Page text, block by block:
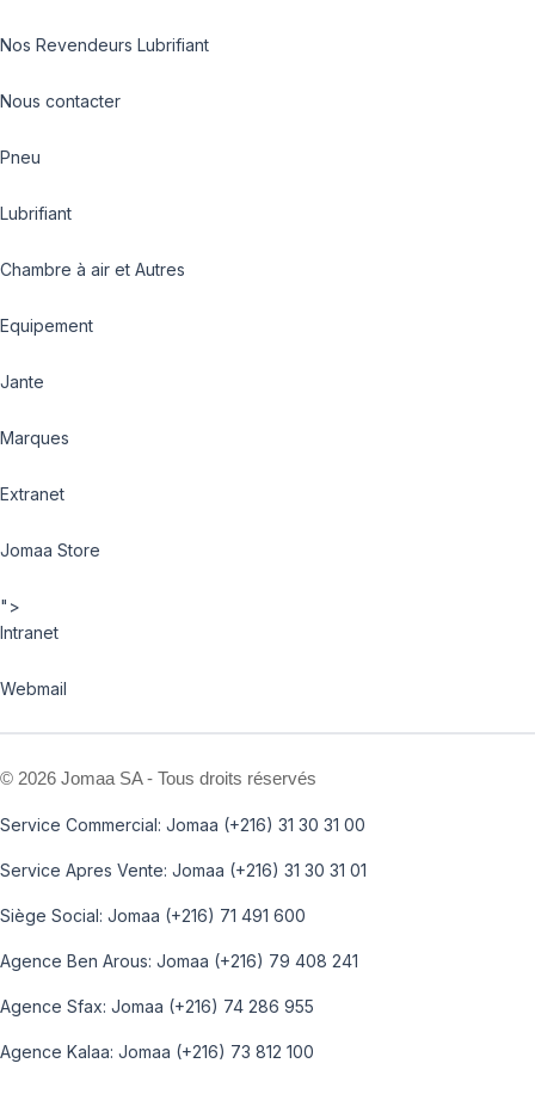
Nos Revendeurs Lubrifiant
Nous contacter
Pneu
Lubrifiant
Chambre à air et Autres
Equipement
Jante
Marques
Extranet
Jomaa Store
">
Intranet
Webmail
© 2026 Jomaa SA - Tous droits réservés
Service Commercial: Jomaa (+216) 31 30 31 00
Service Apres Vente: Jomaa (+216) 31 30 31 01
Siège Social: Jomaa (+216) 71 491 600
Agence Ben Arous: Jomaa (+216) 79 408 241
Agence Sfax: Jomaa (+216) 74 286 955
Agence Kalaa: Jomaa (+216) 73 812 100